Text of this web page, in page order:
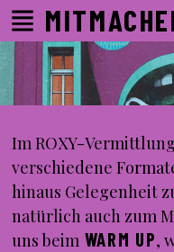
Im ROXY-
verschiedene
hinaus Gelegenheit
natürlich auch zum
uns beim WARM UP,